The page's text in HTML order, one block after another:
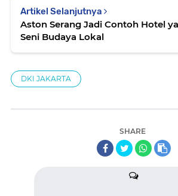
Artikel Selanjutnya
Aston Serang Jadi Contoh Hotel
Seni Budaya Lokal
DKI JAKARTA
SHARE